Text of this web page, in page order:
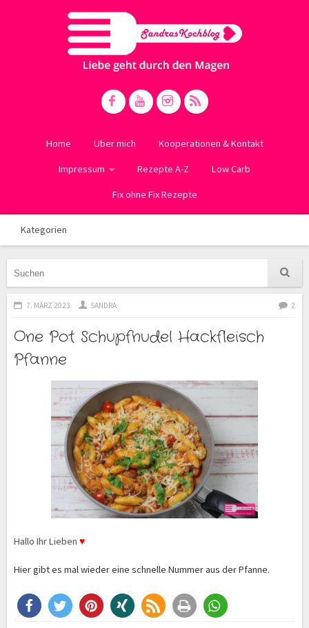
Home Über mich Kooperationen & Kontakt
Impressum Rezepte A-Z Low Carb
Fix ohne Fix Rezepte
Kategorien
7. MÄRZ 2023 SANDRA 2
One Pot Schupfnudel Hackfleisch
Pfanne
Hallo Ihr Lieben ♥
Hiergibt es mal wieder eine schnelle Nummer aus der Pfanne.